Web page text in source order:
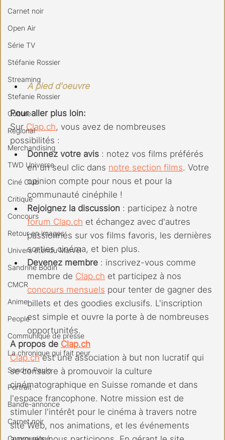
Carnet noir
Open Air
Série TV
Stéfanie Rossier
Streaming
Stefanie Rossier
Culture
Régional
Merchandising
TWD Universe
Ciné Club
Critique
Concours
Retour en images
Univers étendu Marvel
Sandrine Bodin
CMCR
Anime
People
Communiqué de presse
La chronique qui fait peur
Sandro Paulo
Portrait
Bande-annonce
Carnet noir
Communiqué
A pied d'oeuvre
Pour aller plus loin:
Sur Clap.ch, vous avez de nombreuses
possibilités :
Donnez votre avis : notez vos films préférés
en un seul clic dans notre section films. Votre
opinion compte pour nous et pour la
communauté cinéphile !
Rejoignez la discussion : participez à notre
forum Clap.ch et échangez avec d'autres
passionnés sur vos films favoris, les dernières
sorties cinéma, et bien plus.
Devenez membre : inscrivez-vous comme
membre de Clap.ch et participez à nos
concours mensuels pour tenter de gagner des
billets et des goodies exclusifs. L'inscription
est simple et ouvre la porte à de nombreuses
opportunités.
A propos de Clap.ch
Clap.ch est une association à but non lucratif qui
se consacre à promouvoir la culture
cinématographique en Suisse romande et dans
l'espace francophone. Notre mission est de
stimuler l'intérêt pour le cinéma à travers notre
site Web, nos animations, et les événements